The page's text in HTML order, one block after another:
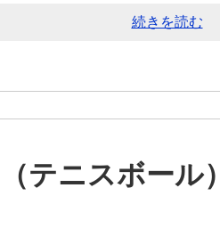
続きを読む
（テニスボー